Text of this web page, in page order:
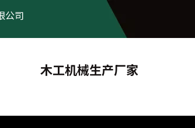
公司
木工机械生产厂家